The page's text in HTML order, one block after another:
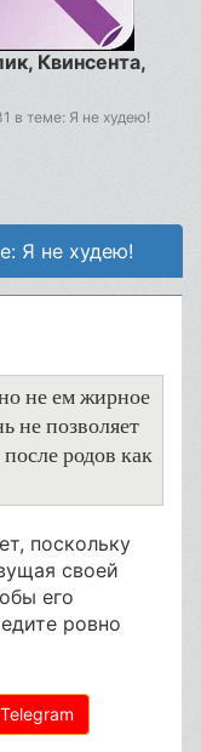
Квинсента,
в теме: Я не худею!
Я не худею!
не ем жирное
не позволяет
родов как
поскольку
своей
его
ровно